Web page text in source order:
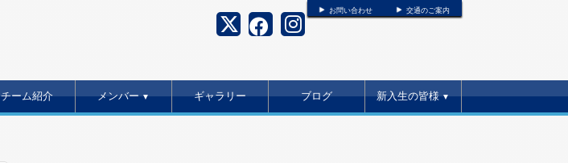
お問い合わせ 交通のご案内
チーム紹介 メンバー▼ ギャラリー ブログ 新入生の皆様▼